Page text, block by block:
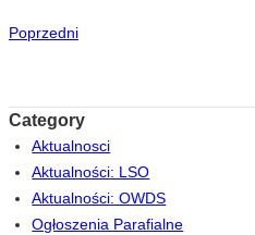
Poprzedni
Category
Aktualnosci
Aktualności: LSO
Aktualności: OWDS
Ogłoszenia Parafialne